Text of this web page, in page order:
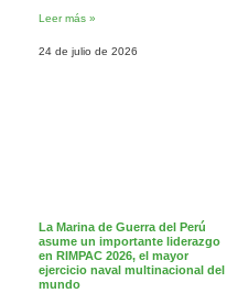
Leer más »
24 de julio de 2026
La Marina de Guerra del Perú
asume un importante liderazgo
en RIMPAC 2026, el mayor
ejercicio naval multinacional del
mundo